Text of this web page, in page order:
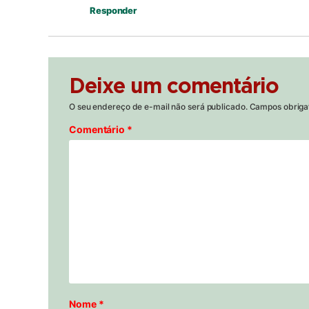
Responder
Deixe um comentário
O seu endereço de e-mail não será publicado. Campos
Comentário *
Nome *